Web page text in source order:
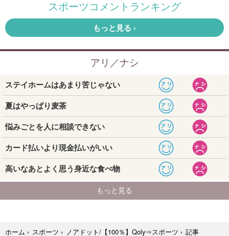
ホーム › スポーツ › ノアドット/【100％】Qoly⇒スポーツ › 記事